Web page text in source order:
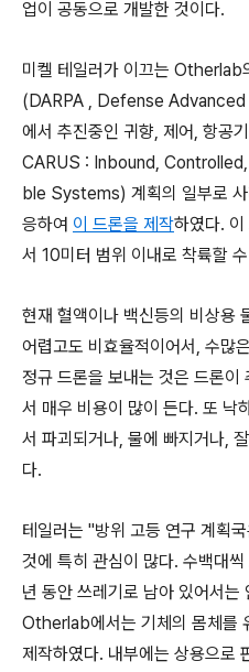
업이 공동으로 개발한 것이다.
미켈 테일러가 이끄는 Otherlab
(DARPA , Defense
에서 추진중인 귀향, 제어, 항공
CARUS : Inbound,
ble Systems) 계획의 일부로 사
응하여 이 드론을 제작하였다. 이
서 10미터 범위 이내로 착륙할
현재 혈액이나 백신등의 비상용
어렵고도 비효율적이어서, 수많
정규 드론을 보내는 것은 드론이
서 매우 비용이 많이 든다. 또 낙
서 파괴되거나, 물에 빠지거나,
다.
테일러는 "방위 고등 연구 계획
것에 특히 관심이 많다. 수백대
년 동안 쓰레기로 남아 있어서
Otherlab에서는 기체의 몸체를
제작하였다. 내부에는 상용으로